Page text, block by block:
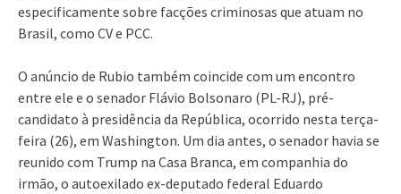
especificamente sobre facções criminosas que atuam no
Brasil, como CV e PCC.
O anúncio de Rubio também coincide com um encontro
entre ele e o senador Flávio Bolsonaro (PL-RJ), pré-
candidato à presidência da República, ocorrido nesta terça-
feira (26), em Washington. Um dia antes, o senador havia se
reunido com Trump na Casa Branca, em companhia do
irmão, o autoexilado ex-deputado federal Eduardo